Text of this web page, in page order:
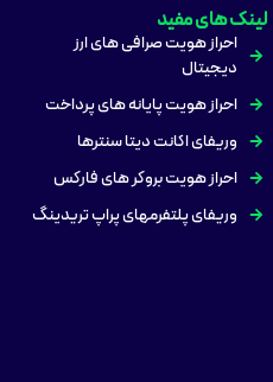
لینک های مفید
احراز هویت صرافی های ارز
دیجیتال
احراز هویت پایانه های پرداخت
وریفای اکانت دیتا سنترها
احراز هویت بروکر های فارکس
وریفای پلتفرمهای پراپ تریدینگ